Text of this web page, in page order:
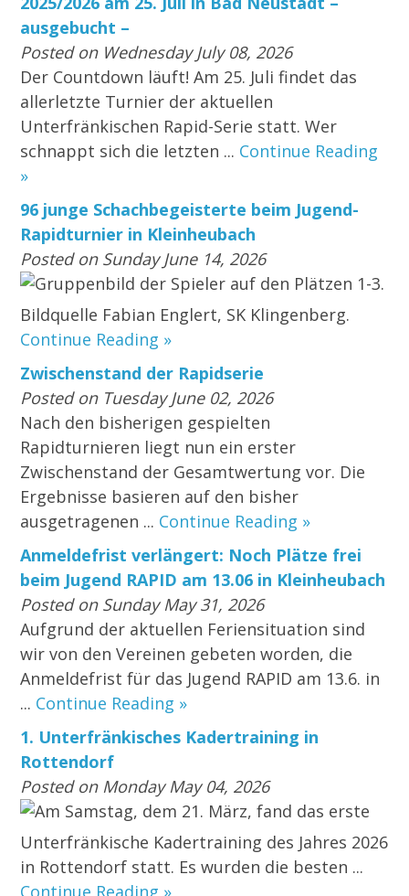
ausgebucht –
Posted on Wednesday July 08, 2026
Der Countdown läuft! Am 25. Juli findet das
allerletzte Turnier der aktuellen
Unterfränkischen Rapid-Serie statt. Wer
schnappt sich die letzten ... Continue Reading
»
96 junge Schachbegeisterte beim Jugend-
Rapidturnier in Kleinheubach
Posted on Sunday June 14, 2026
Gruppenbild der Spieler auf den Plätzen 1-3.
Bildquelle Fabian Englert, SK Klingenberg.
Continue Reading »
Zwischenstand der Rapidserie
Posted on Tuesday June 02, 2026
Nach den bisherigen gespielten
Rapidturnieren liegt nun ein erster
Zwischenstand der Gesamtwertung vor. Die
Ergebnisse basieren auf den bisher
ausgetragenen ... Continue Reading »
Anmeldefrist verlängert: Noch Plätze frei
beim Jugend RAPID am 13.06 in Kleinheubach
Posted on Sunday May 31, 2026
Aufgrund der aktuellen Feriensituation sind
wir von den Vereinen gebeten worden, die
Anmeldefrist für das Jugend RAPID am 13.6. in
... Continue Reading »
1. Unterfränkisches Kadertraining in
Rottendorf
Posted on Monday May 04, 2026
Am Samstag, dem 21. März, fand das erste
Unterfränkische Kadertraining des Jahres 2026
in Rottendorf statt. Es wurden die besten ...